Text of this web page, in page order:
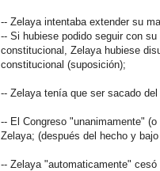
-- Zelaya intentaba extender su
-- Si hubiese podido seguir con
constitucional, Zelaya hubiese
constitucional (suposición);
-- Zelaya tenía que ser sacado
-- El Congreso "unanimamente"
Zelaya; (después del hecho y
-- Zelaya "automaticamente"